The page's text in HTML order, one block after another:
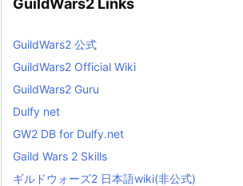
GuildWars2 Links
GuildWars2 公式
GuildWars2 Official Wiki
GuildWars2 Guru
Dulfy net
GW2 DB for Dulfy.net
Gaild Wars 2 Skills
ギルドウォーズ2 日本語wiki(非公式)